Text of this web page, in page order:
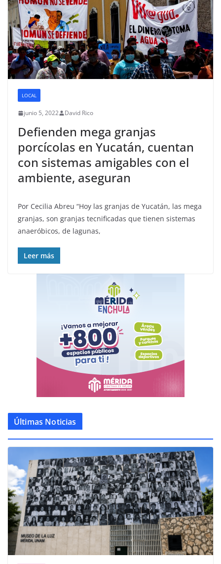
LOCAL
junio 5, 2022 David Rico
Defienden mega granjas
porcícolas en Yucatán, cuentan
con sistemas amigables con el
ambiente, aseguran
Por Cecilia Abreu “Hoy las granjas de Yucatán, las mega
granjas, son granjas tecnificadas que tienen sistemas
anaeróbicos, de lagunas,
Leer más
Últimas Noticias